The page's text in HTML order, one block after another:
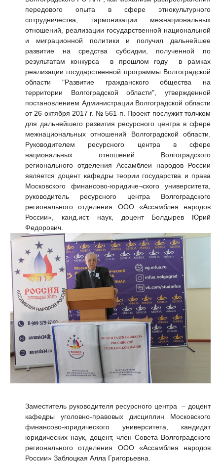
передового опыта в сфере этнокультурного
сотрудничества, гармонизации межнациональных
отношений, реализации государственной национальной
и миграционной политики и получил дальнейшее
развитие на средства субсидии, полученной по
результатам конкурса в прошлом году в рамках
реализации государственной программы Волгоградской
области "Развитие гражданского общества на
территории Волгоградской области", утвержденной
постановлением Администрации Волгоградской области
от 26 октября 2017 г. № 561-п. Проект послужит толчком
для дальнейшего развития ресурсного центра в сфере
межнациональных отношений Волгоградской области.
Руководителем ресурсного центра в сфере
национальных отношений Волгоградского
регионального отделения Ассамблеи народов России
является доцент кафедры теории государства и права
Московского финансово-юридиче¬ского университета,
руководитель ресурсного центра Волгоградского
регионального отделения ООО «Ассамблея народов
России», канд.ист. наук, доцент Болдырев Юрий
Федорович.
Заместитель руководителя ресурсного центра – доцент
кафедры уголовно-правовых дисциплин Московского
финансово-юридического университета, кандидат
юридических наук, доцент, член Совета Волгоградского
регионального отделения ООО «Ассамблея народов
России» Заблоцкая Алла Григорьевна.